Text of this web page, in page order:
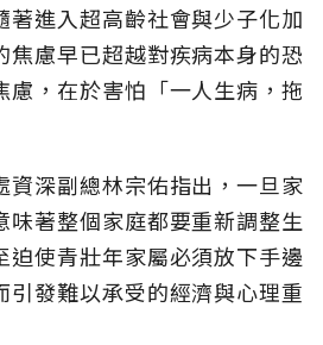
著進入超高齡社會與少子化加
焦慮早已超越對疾病本身的恐
慮，在於害怕「一人生病，拖
資深副總林宗佑指出，一旦家
味著整個家庭都要重新調整生
迫使青壯年家屬必須放下手邊
引發難以承受的經濟與心理重